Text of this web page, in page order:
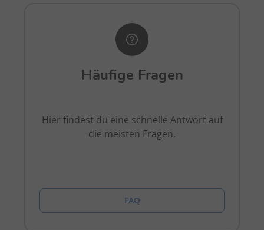
Häufige Fragen
Hier findest du eine schnelle Antwort auf
die meisten Fragen.
FAQ